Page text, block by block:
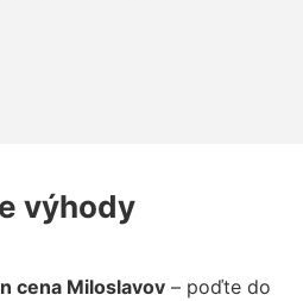
výhody
cena Miloslavov – poďte do